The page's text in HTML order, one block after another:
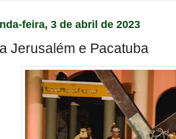
feira, 3 de abril de 2023
Jerusalém e Pacatuba